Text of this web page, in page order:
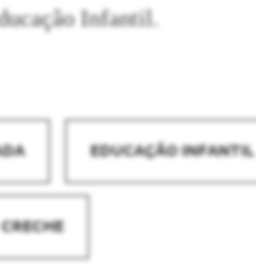
Infantil.
EDUCAÇÃO INFANTIL
CRECHE